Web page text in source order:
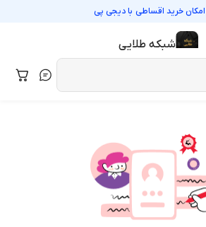
امکان خرید اقساطی بادیجی پی
شبکه طلایی